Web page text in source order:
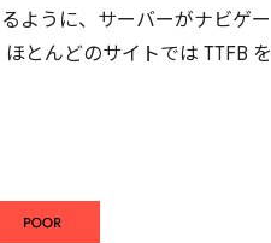
ように、サーバーがナビゲー
とんどのサイトでは TTFB を